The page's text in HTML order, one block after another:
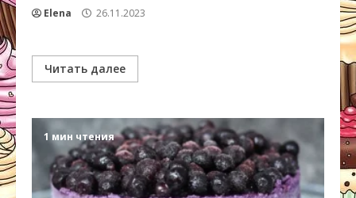
Elena 26.11.2023
Читать далее
1 мин чтения